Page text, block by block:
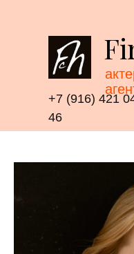
+7 (916) 421
46